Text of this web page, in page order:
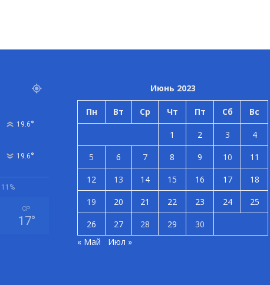
19.6°
19.6°
11%
СР
17°
Июнь 2023
Пн Вт Ср Чт Пт Сб Вс
1 2 3
4
5
6 7 8 9 10
11
12
13 14 15 16 17
18
19
20 21 22 23 24
25
26
27 28 29
30
« Май
Июл »